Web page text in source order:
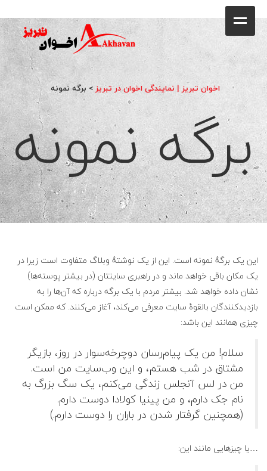
فروشگاه
محصولات
جشنواره فروش ویژه
کاتالوگ
گالری
وبلاگ
اخوان تبریز | نمایندگی اخوان در تبریز> برگه نمونه
برگه نمونه
این یک برگهٔ نمونه است. این از یک نوشتهٔ وبلاگ متفاوت است زیرا در
یک مکان باقی خواهد ماند و در راهبری سایتتان (در بیشتر پوسته‌ها)
نشان داده خواهد شد. بیشتر مردم با یک برگه درباره که آن‌ها را به
بازدیدکنندگان بالقوهٔ سایت معرفی می‌کند، آغاز می‌کنند. که ممکن است
چیزی همانند این باشد:
سلام! من یک پیام‌رسان دوچرخه‌سوار در روز، بازیگر
مشتاق در شب هستم، و این وب‌سایت من است.
من در لس آنجلس زندگی می‌کنم، یک سگ بزرگ به
نام جک دارم، و من پینیا کولادا دوست دارم.
(همچنین گرفتار شدن در باران را دوست دارم.)
…یا چیزهایی مانند این: